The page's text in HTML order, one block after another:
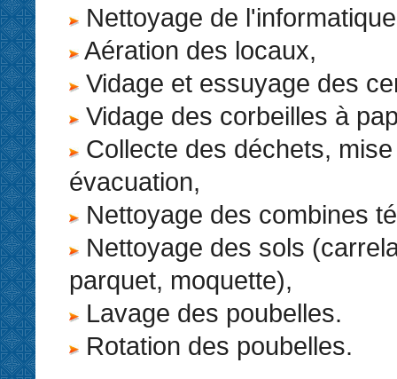
Nettoyage de
Aération des locaux,
Vidage et essuyage des
Vidage des corbeilles à
Collecte des déchets,
évacuation,
Nettoyage des combines
Nettoyage des sols
parquet, moquette),
Lavage des poubelles.
Rotation des poubelles.